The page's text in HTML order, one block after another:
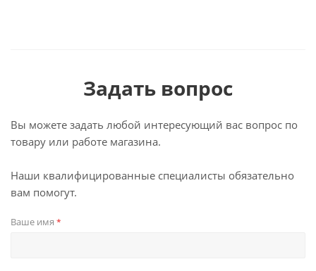
Задать вопрос
Вы можете задать любой интересующий вас вопрос по
товару или работе магазина.
Наши квалифицированные специалисты обязательно
вам помогут.
Ваше имя *